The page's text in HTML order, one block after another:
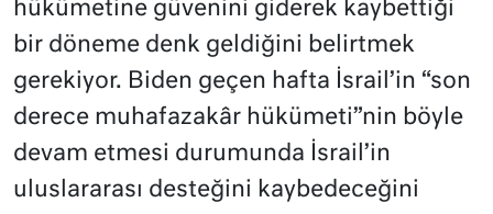
hükümetine güvenini giderek kaybettiği
bir döneme denk geldiğini belirtmek
gerekiyor. Biden geçen hafta İsrail’in “son
derece muhafazakâr hükümeti”nin böyle
devam etmesi durumunda İsrail’in
uluslararası desteğini kaybedeceğini